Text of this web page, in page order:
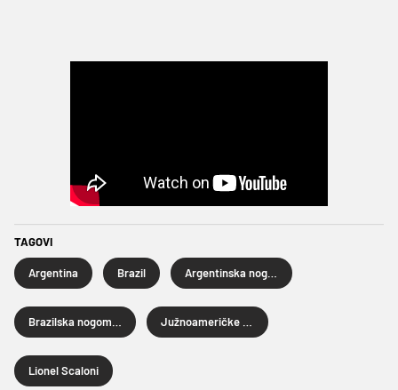
TAGOVI
Argentina Brazil Argentinska nogometna reprezentacija
Brazilska nogometna reprezentacija Južnoameričke kvalifikacije za Svjetsko prvenstvo 2026.
Lionel Scaloni